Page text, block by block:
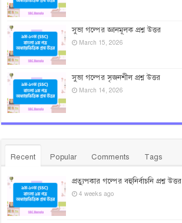
সুভা গল্পের জ্ঞানমূলক প্রশ্ন উত্তর
March 15, 2026
সুভা গল্পের সৃজনশীল প্রশ্ন উত্তর
March 14, 2026
Recent Popular Comments Tags
প্রত্যুপকার গল্পের বহুনির্বাচনি প্রশ্ন উত্তর
4 weeks ago